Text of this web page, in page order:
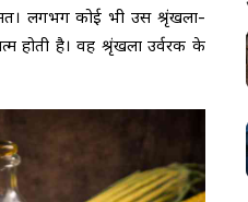
लगभग कोई भी उस श्रृंखला-
होती है। वह श्रृंखला उर्वरक के